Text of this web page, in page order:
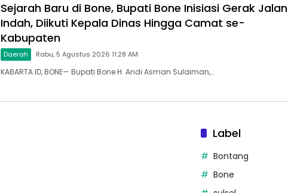
Sejarah Baru di Bone, Bupati Bone Inisiasi Gerak Jalan
Indah, Diikuti Kepala Dinas Hingga Camat se-
Kabupaten
Daerah Rabu, 5 Agustus 2026 11:28 AM
KABARTA.ID, BONE— Bupati Bone H. Andi Asman Sulaiman,…
Label
Bontang
Bone